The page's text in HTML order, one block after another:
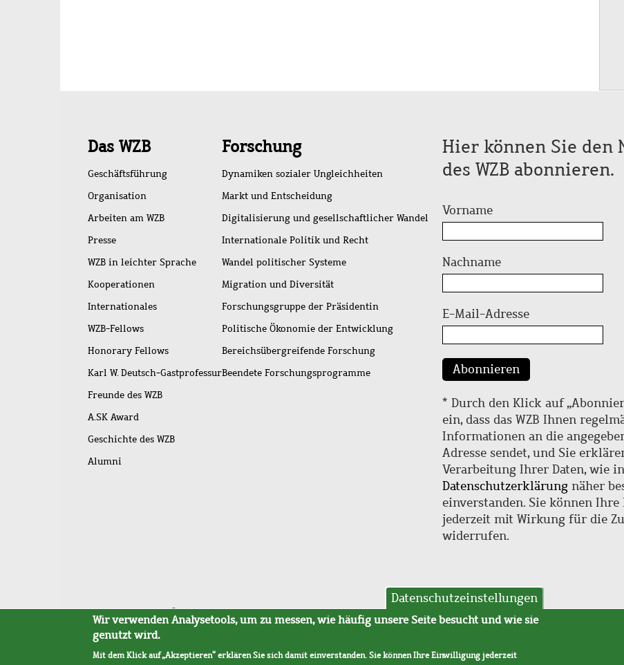
Schnellzugriff
Das WZB
Geschäftsführung
Organisation
Arbeiten am WZB
Presse
WZB in leichter Sprache
Kooperationen
Internationales
WZB-Fellows
Honorary Fellows
Karl W. Deutsch-Gastprofessur
Freunde des WZB
A.SK Award
Geschichte des WZB
Alumni
Forschung
Dynamiken sozialer Ungleichheiten
Markt und Entscheidung
Digitalisierung und gesellschaftlicher Wandel
Internationale Politik und Recht
Wandel politischer Systeme
Migration und Diversität
Forschungsgruppe der Präsidentin
Politische Ökonomie der Entwicklung
Bereichsübergreifende Forschung
Beendete Forschungsprogramme
Hier können Sie den
des WZB abonnieren.
Vorname
Nachname
E-Mail-Adresse
Abonnieren
* Durch den Klick auf
ein, dass das WZB Ihnen
Informationen an die
Adresse sendet, und Sie
Verarbeitung Ihrer Daten, wie
Datenschutzerklärung näher
einverstanden. Sie können
jederzeit mit Wirkung für die
widerrufen.
Fußleistenmenü
SitemapBarrierefreiheitImpressumDatenschutzAVB
Datenschutzeinstellungen
Wir verwenden Analysetools, um zu messen, wie häufig unsere Seite besucht und wie sie
genutzt wird.
Mit dem Klick auf „Akzeptieren“ erklären Sie sich damit einverstanden. Sie können Ihre Einwilligung jederzeit